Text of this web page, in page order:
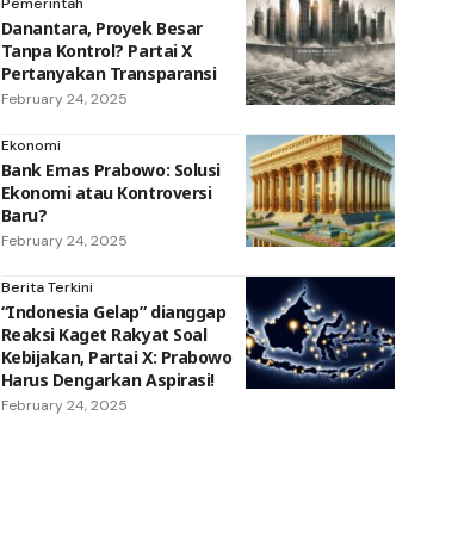
Danantara, Proyek Besar
Tanpa Kontrol? Partai X
Pertanyakan Transparansi
February 24, 2025
Ekonomi
Bank Emas Prabowo: Solusi
Ekonomi atau Kontroversi
Baru?
February 24, 2025
Berita Terkini
“Indonesia Gelap” dianggap
Reaksi Kaget Rakyat Soal
Kebijakan, Partai X: Prabowo
Harus Dengarkan Aspirasi!
February 24, 2025